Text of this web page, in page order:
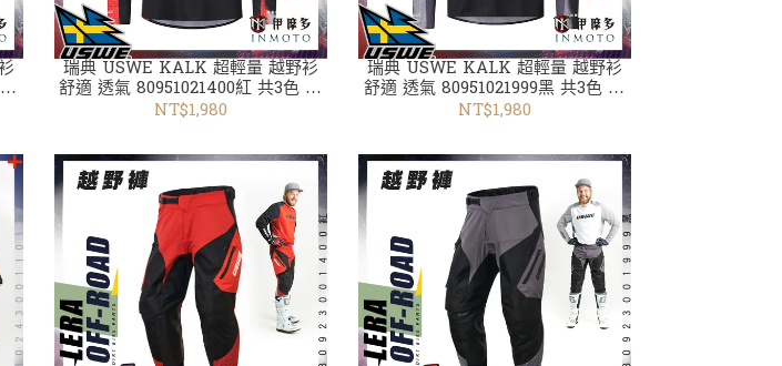
瑞典 USWE KALK 超輕量 越野衫
舒適 透氣 80951021400紅 共3色 越
野衣褲
NT$1,980
瑞典 USWE KALK 超輕量 越野衫
舒適 透氣 80951021999黑 共3色 越
野衣褲
NT$1,980